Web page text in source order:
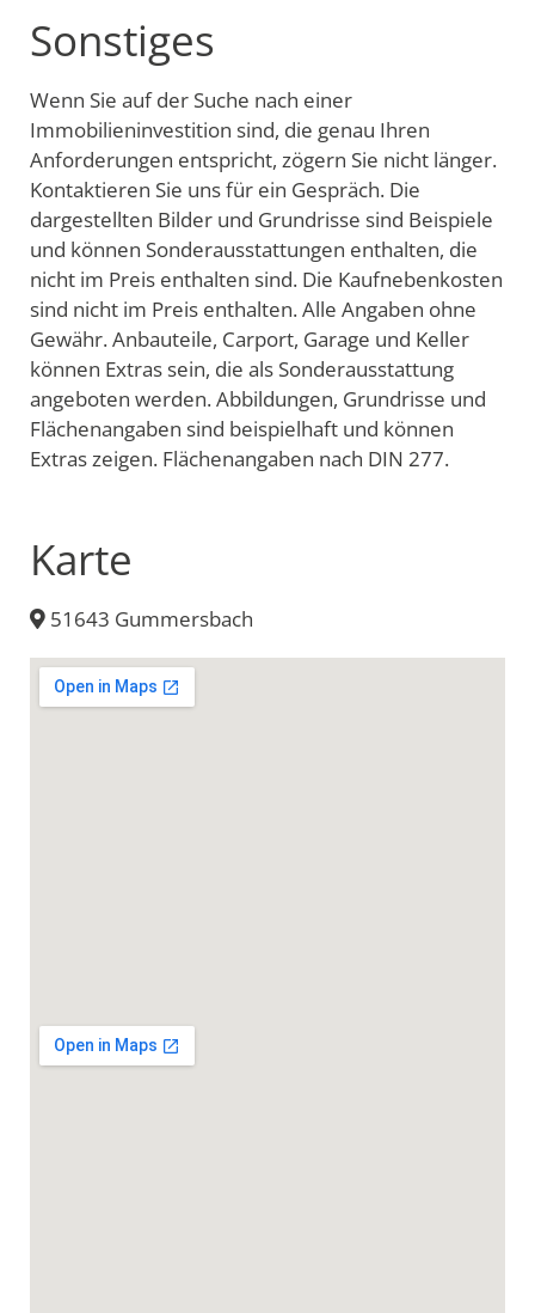
Sonstiges
Wenn Sie auf der Suche nach einer
Immobilieninvestition sind, die genau Ihren
Anforderungen entspricht, zögern Sie nicht länger.
Kontaktieren Sie uns für ein Gespräch. Die
dargestellten Bilder und Grundrisse sind Beispiele
und können Sonderausstattungen enthalten, die
nicht im Preis enthalten sind. Die Kaufnebenkosten
sind nicht im Preis enthalten. Alle Angaben ohne
Gewähr. Anbauteile, Carport, Garage und Keller
können Extras sein, die als Sonderausstattung
angeboten werden. Abbildungen, Grundrisse und
Flächenangaben sind beispielhaft und können
Extras zeigen. Flächenangaben nach DIN 277.
Karte
51643 Gummersbach